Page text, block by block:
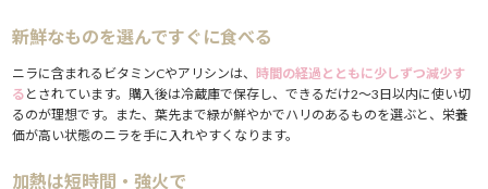
新鮮なものを選んですぐに食べる
ニラに含まれるビタミンCやアリシンは、時間の経過とともに少しずつ減少す
る とされています。購入後は冷蔵庫で保存し、できるだけ2〜3日以内に使い切
るのが理想です。また、葉先まで緑が鮮やかでハリのあるものを選ぶと、栄養
価が高い状態のニラを手に入れやすくなります。
加熱は短時間・強火で